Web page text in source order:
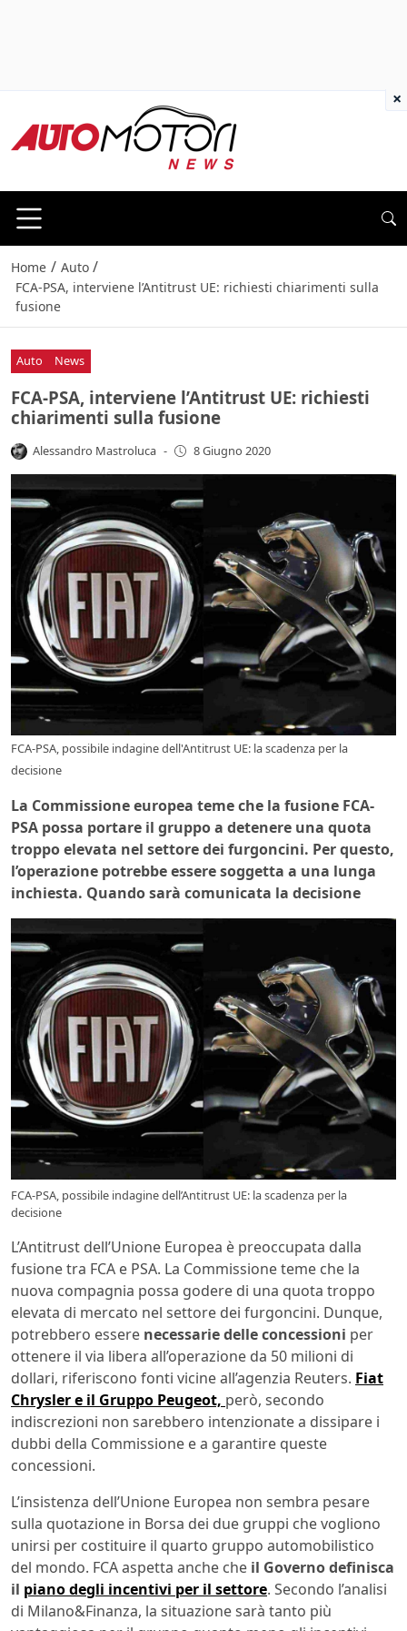
Home / Auto /
FCA-PSA, interviene l’Antitrust UE: richiesti chiarimenti sulla
fusione
Auto News
FCA-PSA, interviene l’Antitrust UE: richiesti
chiarimenti sulla fusione
Alessandro Mastroluca - 8 Giugno 2020
FCA-PSA, possibile indagine dell'Antitrust UE: la scadenza per la
decisione
La Commissione europea teme che la fusione FCA-
PSA possa portare il gruppo a detenere una quota
troppo elevata nel settore dei furgoncini. Per questo,
l’operazione potrebbe essere soggetta a una lunga
inchiesta. Quando sarà comunicata la decisione
FCA-PSA, possibile indagine dell’Antitrust UE: la scadenza per la
decisione
L’Antitrust dell’Unione Europea è preoccupata dalla
fusione tra FCA e PSA. La Commissione teme che la
nuova compagnia possa godere di una quota troppo
elevata di mercato nel settore dei furgoncini. Dunque,
potrebbero essere necessarie delle concessioni per
ottenere il via libera all’operazione da 50 milioni di
dollari, riferiscono fonti vicine all’agenzia Reuters. Fiat
Chrysler e il Gruppo Peugeot, però, secondo
indiscrezioni non sarebbero intenzionate a dissipare i
dubbi della Commissione e a garantire queste
concessioni.
L’insistenza dell’Unione Europea non sembra pesare
sulla quotazione in Borsa dei due gruppi che vogliono
unirsi per costituire il quarto gruppo automobilistico
del mondo. FCA aspetta anche che il Governo definisca
il piano degli incentivi per il settore. Secondo l’analisi
di Milano&Finanza, la situazione sarà tanto più
×